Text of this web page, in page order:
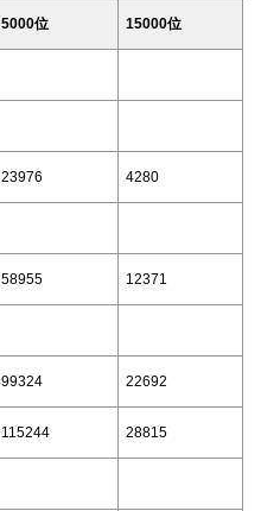
5000位 15000位
23976 4280
58955 12371
99324 22692
115244 28815